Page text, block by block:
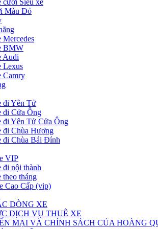
cưới Siêu xe
Màu Đỏ
Mercedes
BMW
Audi
Lexus
Camry
đi Yên Tử
đi Cửa Ông
đi Yên Tử Cửa Ông
đi Chùa Hương
đi Chùa Bái Đính
VIP
đi nội thành
theo tháng
Cao Cấp (vip)
DÒNG XE
DỊCH VỤ THUÊ XE
MẠI VÀ CHÍNH SÁCH CỦA HOÀNG